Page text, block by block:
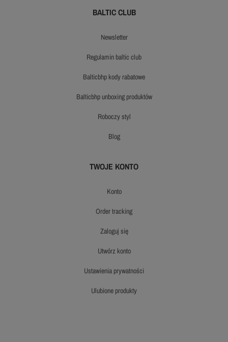
BALTIC CLUB
newsletter
regulamin baltic club
balticbhp kody rabatowe
balticbhp unboxing produktów
roboczy styl
blog
TWOJE KONTO
konto
order tracking
zaloguj się
utwórz konto
ustawienia prywatności
ulubione produkty